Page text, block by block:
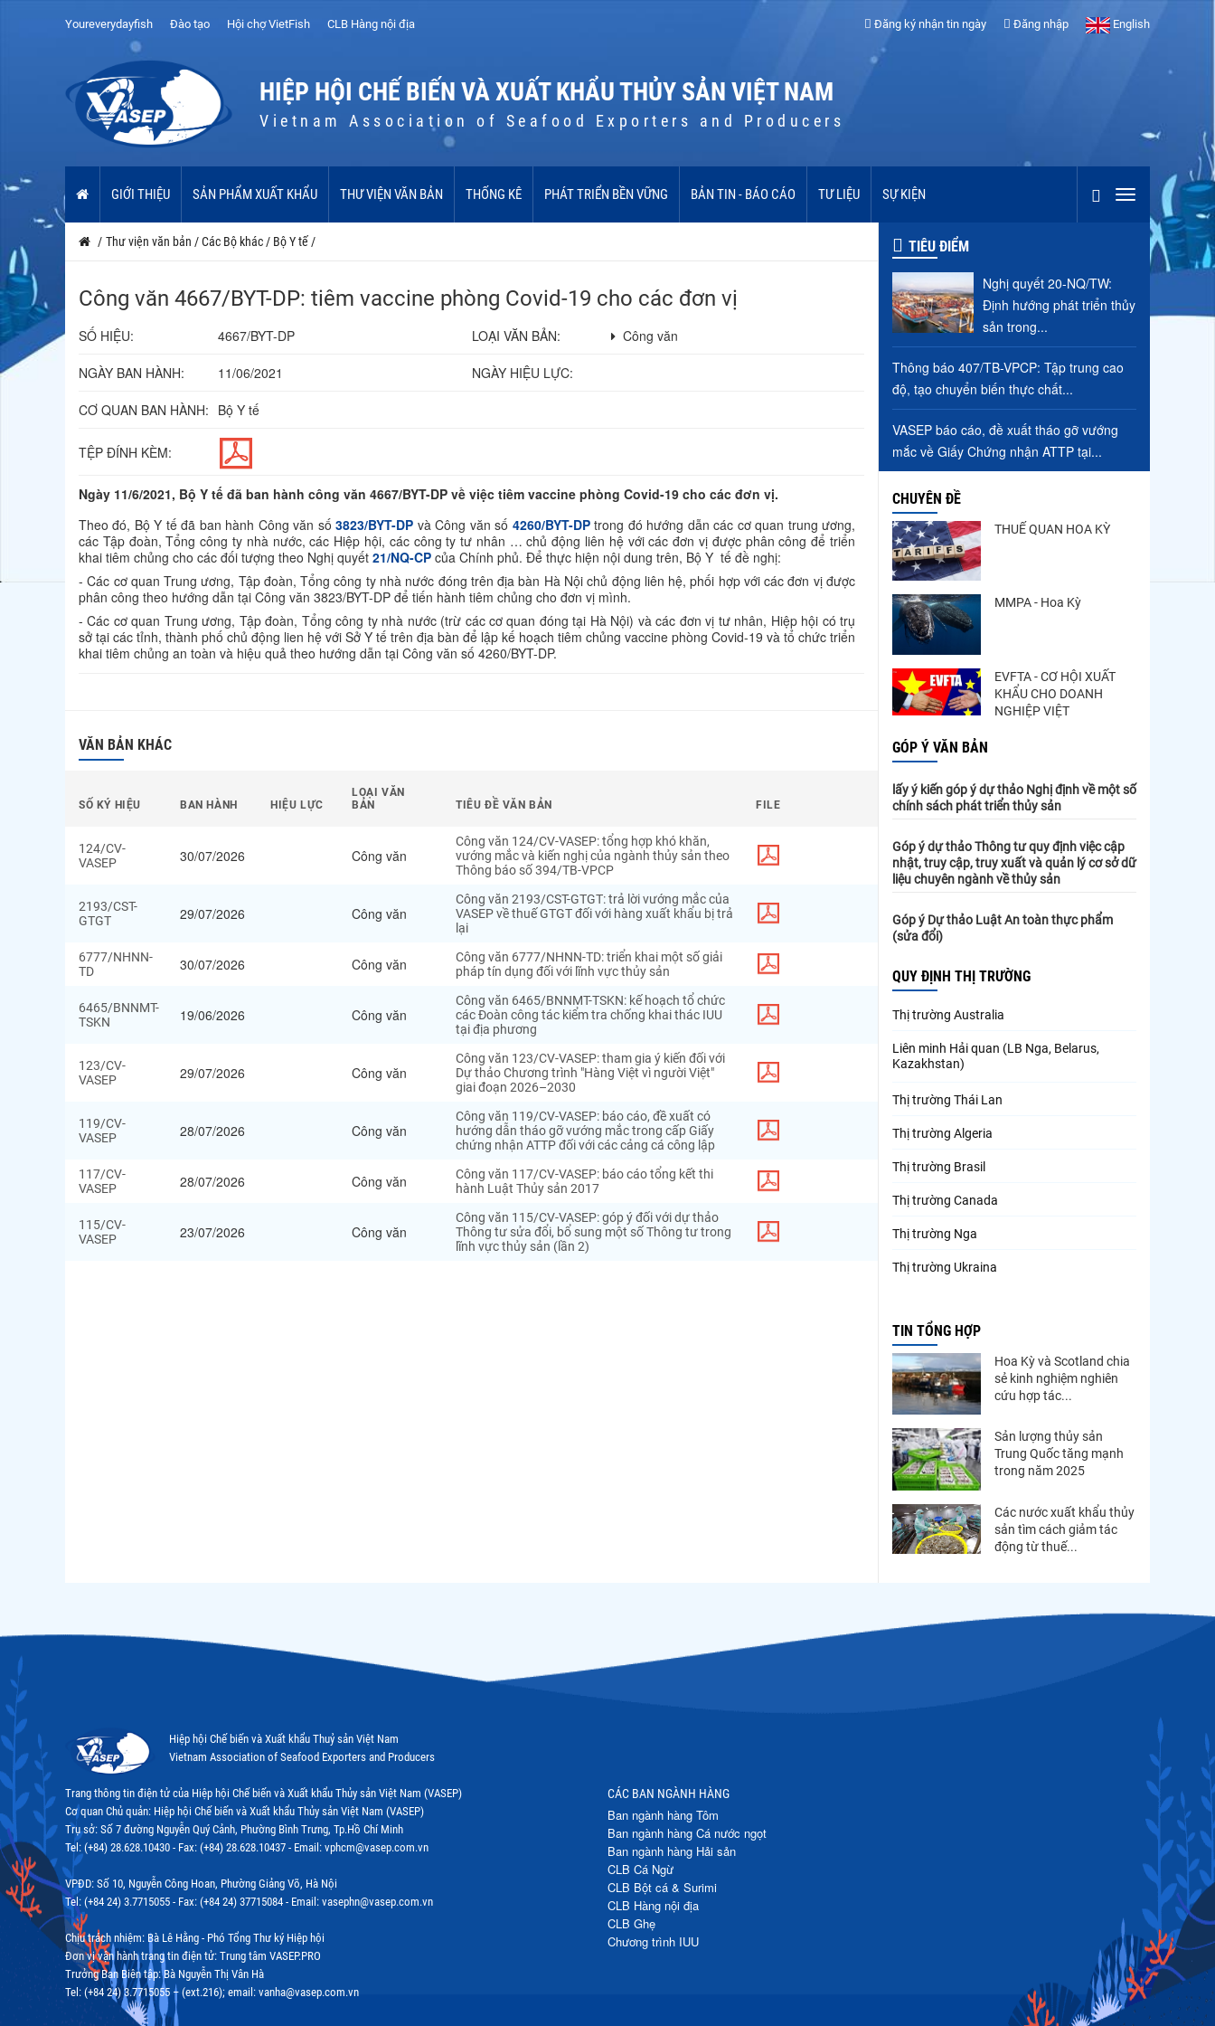
Youreverydayfish Đào tạo Hội chợ VietFish CLB Hàng nội địa Đăng ký nhận tin ngày Đăng nhập English
HIỆP HỘI CHẾ BIẾN VÀ XUẤT KHẨU THỦY SẢN VIỆT NAM
Vietnam Association of Seafood Exporters and Producers
GIỚI THIỆU SẢN PHẨM XUẤT KHẨU THƯ VIỆN VĂN BẢN THỐNG KÊ PHÁT TRIỂN BỀN VỮNG BẢN TIN - BÁO CÁO TƯ LIỆU SỰ KIỆN
/ Thư viện văn bản /Các Bộ khác / Bộ Y tế /
Công văn 4667/BYT-DP: tiêm vaccine phòng Covid-19 cho các đơn vị
SỐ HIỆU: 4667/BYT-DP LOẠI VĂN BẢN: Công văn
NGÀY BAN HÀNH: 11/06/2021 NGÀY HIỆU LỰC:
CƠ QUAN BAN HÀNH: Bộ Y tế
TỆP ĐÍNH KÈM:
Ngày 11/6/2021, Bộ Y tế đã ban hành công văn 4667/BYT-DP về việc tiêm vaccine phòng Covid-19 cho các đơn vị.
Theo đó, Bộ Y tế đã ban hành Công văn số3823/BYT-DP và Công văn số 4260/BYT-DPtrong đó hướng dẫn các cơ quan trung ương,
các Tập đoàn, Tổng công ty nhà nước, các Hiệp hội, các công ty tư nhân … chủ động liên hệ với các đơn vị được phân công để triển
khai tiêm chủng cho các đối tượng theo Nghị quyết 21/NQ-CP của Chính phủ. Để thực hiện nội dung trên, Bộ Y tế đề nghị:
- Các cơ quan Trung ương, Tập đoàn, Tổng công ty nhà nước đóng trên địa bàn Hà Nội chủ động liên hệ, phối hợp với các đơn vị được
phân công theo hướng dẫn tại Công văn 3823/BYT-DP để tiến hành tiêm chủng cho đơn vị mình.
- Các cơ quan Trung ương, Tập đoàn, Tổng công ty nhà nước (trừ các cơ quan đóng tại Hà Nội) và các đơn vị tư nhân, Hiệp hội có trụ
sở tại các tỉnh, thành phố chủ động lien hệ với Sở Y tế trên địa bàn để lập kế hoạch tiêm chủng vaccine phòng Covid-19 và tổ chức triển
khai tiêm chủng an toàn và hiệu quả theo hướng dẫn tại Công văn số 4260/BYT-DP.
VĂN BẢN KHÁC
SỐ KÝ HIỆU BAN HÀNH HIỆU LỰC
LOẠI VĂN
BẢN
TIÊU ĐỀ VĂN BẢN FILE
124/CV-
VASEP
30/07/2026 Công văn
Công văn 124/CV-VASEP: tổng hợp khó khăn,
vướng mắc và kiến nghị của ngành thủy sản theo
Thông báo số 394/TB-VPCP
2193/CST-
GTGT
29/07/2026 Công văn
Công văn 2193/CST-GTGT: trả lời vướng mắc của
VASEP về thuế GTGT đối với hàng xuất khẩu bị trả
lại
6777/NHNN-
TD
30/07/2026 Công văn
Công văn 6777/NHNN-TD: triển khai một số giải
pháp tín dụng đối với lĩnh vực thủy sản
6465/BNNMT-
TSKN
19/06/2026 Công văn
Công văn 6465/BNNMT-TSKN: kế hoạch tổ chức
các Đoàn công tác kiểm tra chống khai thác IUU
tại địa phương
123/CV-
VASEP
29/07/2026 Công văn
Công văn 123/CV-VASEP: tham gia ý kiến đối với
Dự thảo Chương trình "Hàng Việt vì người Việt"
giai đoạn 2026–2030
119/CV-
VASEP
28/07/2026 Công văn
Công văn 119/CV-VASEP: báo cáo, đề xuất có
hướng dẫn tháo gỡ vướng mắc trong cấp Giấy
chứng nhận ATTP đối với các cảng cá công lập
117/CV-
VASEP
28/07/2026 Công văn
Công văn 117/CV-VASEP: báo cáo tổng kết thi
hành Luật Thủy sản 2017
115/CV-
VASEP
23/07/2026 Công văn
Công văn 115/CV-VASEP: góp ý đối với dự thảo
Thông tư sửa đổi, bổ sung một số Thông tư trong
lĩnh vực thủy sản (lần 2)
TIÊU ĐIỂM
Nghị quyết 20-NQ/TW:
Định hướng phát triển thủy
sản trong...
Thông báo 407/TB-VPCP: Tập trung cao
độ, tạo chuyển biến thực chất...
VASEP báo cáo, đề xuất tháo gỡ vướng
mắc về Giấy Chứng nhận ATTP tại...
CHUYÊN ĐỀ
THUẾ QUAN HOA KỲ
MMPA - Hoa Kỳ
EVFTA - CƠ HỘI XUẤT
KHẨU CHO DOANH
NGHIỆP VIỆT
GÓP Ý VĂN BẢN
lấy ý kiến góp ý dự thảo Nghị định về một số
chính sách phát triển thủy sản
Góp ý dự thảo Thông tư quy định việc cập
nhật, truy cập, truy xuất và quản lý cơ sở dữ
liệu chuyên ngành về thủy sản
Góp ý Dự thảo Luật An toàn thực phẩm
(sửa đổi)
QUY ĐỊNH THỊ TRƯỜNG
Thị trường Australia
Liên minh Hải quan (LB Nga, Belarus,
Kazakhstan)
Thị trường Thái Lan
Thị trường Algeria
Thị trường Brasil
Thị trường Canada
Thị trường Nga
Thị trường Ukraina
Thị trường Trung Quốc
Thị trường Papua New Guinea
Thị trường New Zealand
Thị trường Đài Loan
Thị trường Hàn Quốc
Thị trường Mỹ
Thị trường EU
TIN TỔNG HỢP
Hoa Kỳ và Scotland chia
sẻ kinh nghiệm nghiên
cứu hợp tác...
Sản lượng thủy sản
Trung Quốc tăng mạnh
trong năm 2025
Các nước xuất khẩu thủy
sản tìm cách giảm tác
động từ thuế...
Hiệp hội Chế biến và Xuất khẩu Thuỷ sản Việt Nam
Vietnam Association of Seafood Exporters and Producers
Trang thông tin điện tử của Hiệp hội Chế biến và Xuất khẩu Thủy sản Việt Nam (VASEP)
Cơ quan Chủ quản: Hiệp hội Chế biến và Xuất khẩu Thủy sản Việt Nam (VASEP)
Trụ sở: Số 7 đường Nguyễn Quý Cảnh, Phường Bình Trưng, Tp.Hồ Chí Minh
Tel: (+84) 28.628.10430 - Fax: (+84) 28.628.10437 - Email: vphcm@vasep.com.vn
VPĐD: Số 10, Nguyễn Công Hoan, Phường Giảng Võ, Hà Nội
Tel: (+84 24) 3.7715055 - Fax: (+84 24) 37715084 - Email: vasephn@vasep.com.vn
Chịu trách nhiệm: Bà Lê Hằng - Phó Tổng Thư ký Hiệp hội
Đơn vị vận hành trang tin điện tử: Trung tâm VASEP.PRO
Trưởng Ban Biên tập: Bà Nguyễn Thị Vân Hà
Tel: (+84 24) 3.7715055 – (ext.216); email: vanha@vasep.com.vn
CÁC BAN NGÀNH HÀNG
Ban ngành hàng Tôm
Ban ngành hàng Cá nước ngọt
Ban ngành hàng Hải sản
CLB Cá Ngừ
CLB Bột cá & Surimi
CLB Hàng nội địa
CLB Ghẹ
Chương trình IUU